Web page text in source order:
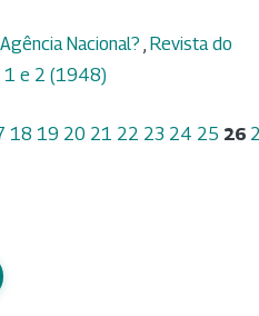
Nacional? , Revista do
1 e 2 (1948)
18 19 20 21 22 23 24 25 26